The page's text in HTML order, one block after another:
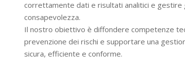
correttamente dati e risultati analitici e gestire
consapevolezza.
Il nostro obiettivo è diffondere competenze
prevenzione dei rischi e supportare una
sicura, efficiente e conforme.